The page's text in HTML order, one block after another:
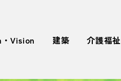
Vision 建築 介護福祉